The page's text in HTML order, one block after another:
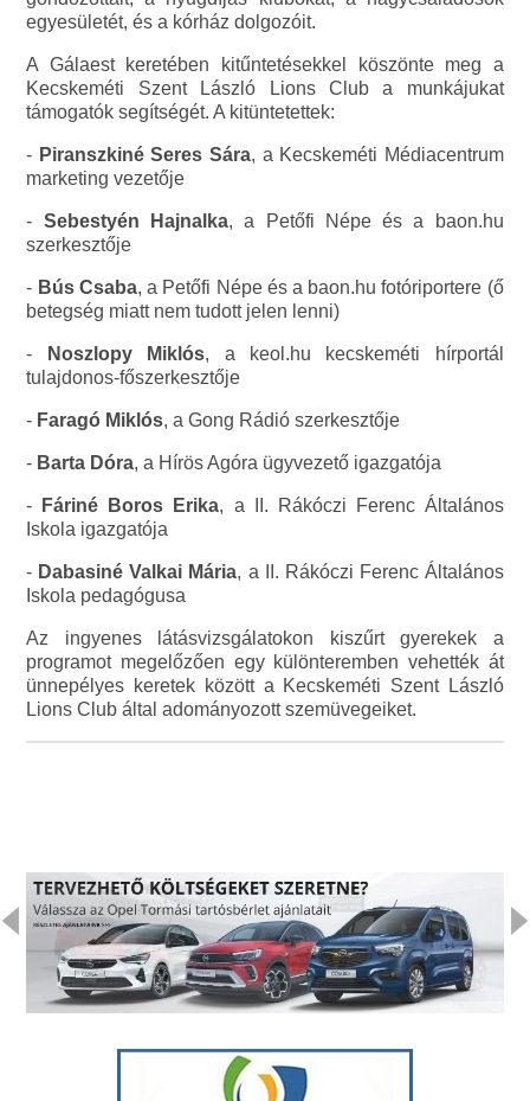
egyesületét, és a kórház dolgozóit.
A Gálaest keretében kitűntetésekkel köszönte meg a
Kecskeméti Szent László Lions Club a munkájukat
támogatók segítségét. A kitüntetettek:
- Piranszkiné Seres Sára, a Kecskeméti Médiacentrum
marketing vezetője
- Sebestyén Hajnalka, a Petőfi Népe és a baon.hu
szerkesztője
- Bús Csaba, a Petőfi Népe és a baon.hu fotóriportere (ő
betegség miatt nem tudott jelen lenni)
- Noszlopy Miklós, a keol.hu kecskeméti hírportál
tulajdonos-főszerkesztője
- Faragó Miklós, a Gong Rádió szerkesztője
- Barta Dóra, a Hírös Agóra ügyvezető igazgatója
- Fáriné Boros Erika, a II. Rákóczi Ferenc Általános
Iskola igazgatója
- Dabasiné Valkai Mária, a II. Rákóczi Ferenc Általános
Iskola pedagógusa
Az ingyenes látásvizsgálatokon kiszűrt gyerekek a
programot megelőzően egy különteremben vehették át
ünnepélyes keretek között a Kecskeméti Szent László
Lions Club által adományozott szemüvegeiket.